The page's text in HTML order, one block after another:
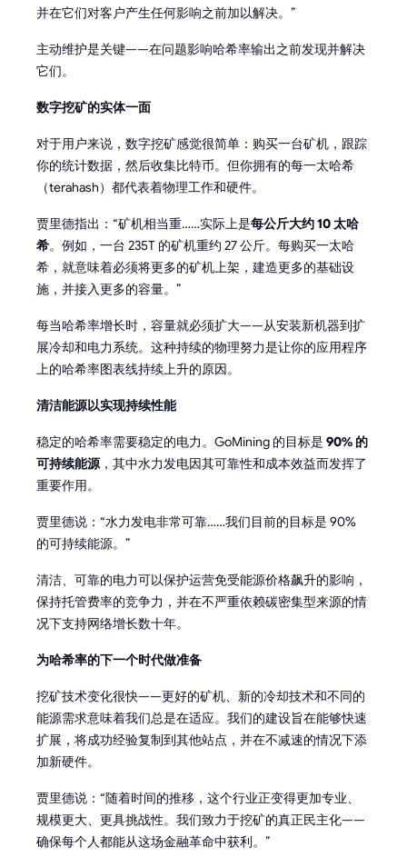
并在它们对客户产生任何影响之前加以解决。”
主动维护是关键——在问题影响哈希率输出之前发现并解决
它们。
数字挖矿的实体一面
对于用户来说，数字挖矿感觉很简单：购买一台矿机，跟踪
你的统计数据，然后收集比特币。但你拥有的每一太哈希
（terahash）都代表着物理工作和硬件。
贾里德指出：“矿机相当重……实际上是每公斤大约 10 太哈
希。例如，一台 235T 的矿机重约 27 公斤。每购买一太哈
希，就意味着必须将更多的矿机上架，建造更多的基础设
施，并接入更多的容量。”
每当哈希率增长时，容量就必须扩大——从安装新机器到扩
展冷却和电力系统。这种持续的物理努力是让你的应用程序
上的哈希率图表线持续上升的原因。
清洁能源以实现持续性能
稳定的哈希率需要稳定的电力。GoMining 的目标是 90% 的
可持续能源，其中水力发电因其可靠性和成本效益而发挥了
重要作用。
贾里德说：“水力发电非常可靠……我们目前的目标是 90%
的可持续能源。”
清洁、可靠的电力可以保护运营免受能源价格飙升的影响，
保持托管费率的竞争力，并在不严重依赖碳密集型来源的情
况下支持网络增长数十年。
为哈希率的下一个时代做准备
挖矿技术变化很快——更好的矿机、新的冷却技术和不同的
能源需求意味着我们总是在适应。我们的建设旨在能够快速
扩展，将成功经验复制到其他站点，并在不减速的情况下添
加新硬件。
贾里德说：“随着时间的推移，这个行业正变得更加专业、
规模更大、更具挑战性。我们致力于挖矿的真正民主化——
确保每个人都能从这场金融革命中获利。”